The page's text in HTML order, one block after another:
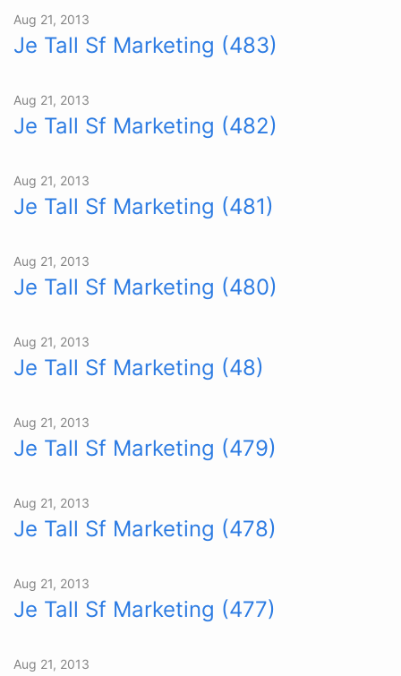
Aug 21, 2013
Je Tall Sf Marketing (483)
Aug 21, 2013
Je Tall Sf Marketing (482)
Aug 21, 2013
Je Tall Sf Marketing (481)
Aug 21, 2013
Je Tall Sf Marketing (480)
Aug 21, 2013
Je Tall Sf Marketing (48)
Aug 21, 2013
Je Tall Sf Marketing (479)
Aug 21, 2013
Je Tall Sf Marketing (478)
Aug 21, 2013
Je Tall Sf Marketing (477)
Aug 21, 2013